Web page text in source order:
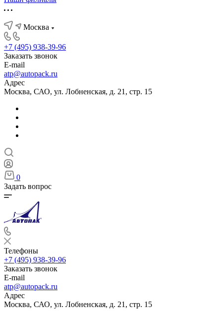
Москва
+7 (495) 938-39-96
Заказать звонок
E-mail
atp@autopack.ru
Адрес
Москва, САО, ул. Лобненская, д. 21, стр. 15
0
Задать вопрос
Телефоны
+7 (495) 938-39-96
Заказать звонок
E-mail
atp@autopack.ru
Адрес
Москва, САО, ул. Лобненская, д. 21, стр. 15